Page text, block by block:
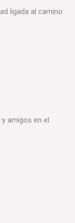
ligada al camino
amigos en el